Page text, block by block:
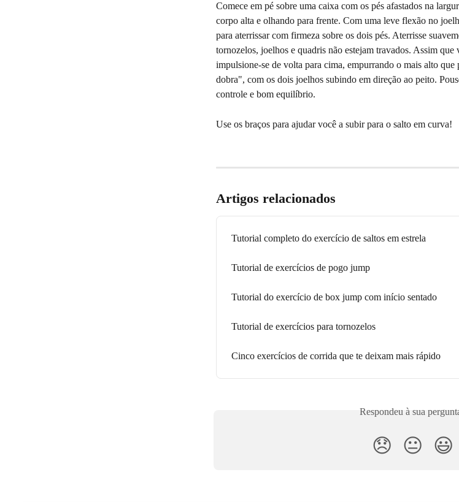
Comece em pé sobre uma caixa com os pés afastados na
corpo alta e olhando para frente. Com uma leve flexão no
para aterrissar com firmeza sobre os dois pés. Aterrisse
tornozelos, joelhos e quadris não estejam travados. Assim
impulsione-se de volta para cima, empurrando o mais alto que
dobra", com os dois joelhos subindo em direção ao peito.
controle e bom equilíbrio.
Use os braços para ajudar você a subir para o salto em curva!
Artigos relacionados
Tutorial completo do exercício de saltos em estrela
Tutorial de exercícios de pogo jump
Tutorial do exercício de box jump com início sentado
Tutorial de exercícios para tornozelos
Cinco exercícios de corrida que te deixam mais rápido
Respondeu à sua
😞 😐 😃